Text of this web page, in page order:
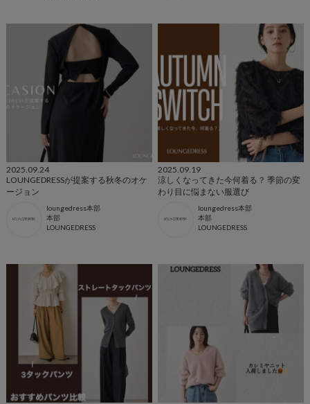
2025.09.24
LOUNGEDRESSが提案する秋冬のオケ
ージョン
loungedress本部
本部
LOUNGEDRESS
2025.09.19
涼しくなってきた今何着る？ 季節の変
わり目に悩まない服選び
loungedress本部
本部
LOUNGEDRESS